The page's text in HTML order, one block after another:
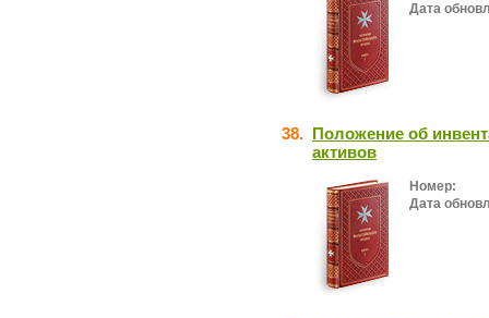
Дата
38. Положение об
активов
Номер:
Дата